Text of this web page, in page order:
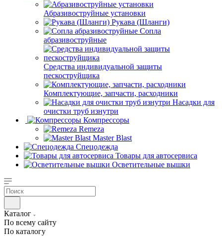
Абразивоструйные установки
Рукава (Шланги)
Сопла
абразивоструйные
Средства индивидуальной защиты
пескоструйщика
Комплектующие, запчасти, расходники
Насадки для
очистки труб изнутри
Компрессоры
Remeza
Master Blast
Спецодежда
Товары для автосервиса
Осветительные вышки
Каталог
По всему сайту
По каталогу